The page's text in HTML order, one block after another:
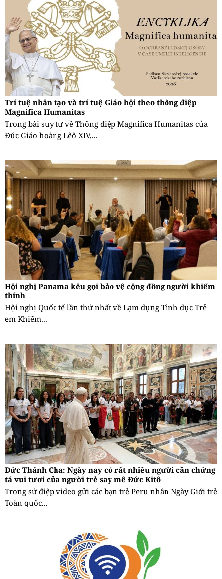
Trí tuệ nhân tạo và trí tuệ Giáo hội theo thông điệp
Magnifica Humanitas
Trong bài suy tư về Thông điệp Magnifica Humanitas của
Đức Giáo hoàng Lêô XIV,...
Hội nghị Panama kêu gọi bảo vệ cộng đồng người khiếm
thính
Hội nghị Quốc tế lần thứ nhất về Lạm dụng Tình dục Trẻ
em Khiếm...
Đức Thánh Cha: Ngày nay có rất nhiều người cần chứng
tá vui tươi của người trẻ say mê Đức Kitô
Trong sứ điệp video gửi các bạn trẻ Peru nhân Ngày Giới trẻ
Toàn quốc...